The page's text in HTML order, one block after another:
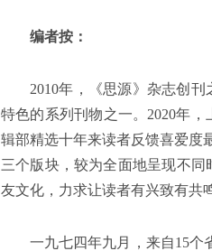
编者按：
2010年，《思源》杂志创
特色的系列刊物之一。2020年
辑部精选十年来读者反馈喜爱度
三个版块，较为全面地呈现不
友文化，力求让读者有兴致有共
一九七四年九月，来自15个